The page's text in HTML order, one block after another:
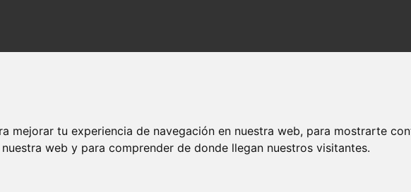
mejorar tu experiencia de navegación en nuestra web, para mostrarte
web y para comprender de donde llegan nuestros visitantes.